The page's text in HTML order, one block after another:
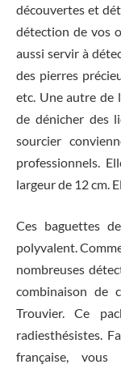
découvertes et
détection de vos
aussi servir à
des pierres
etc. Une autre de
de dénicher des
sourcier
professionnels.
largeur de 12 cm.
Ces baguettes
polyvalent.
nombreuses
combinaison de
Trouvier. Ce
radiesthésistes.
française, vous